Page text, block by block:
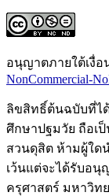
อนุญาตภายใต้เงื่อ
NonCommercial-
ลิขสิทธิ์ต้นฉบับที่ไ
ศึกษาปฐมวัย ถือเ
สวนดุสิต ห้ามผู้ใด
เว้นแต่จะได้รับอ
ครุศาสตร์ มหาวิท